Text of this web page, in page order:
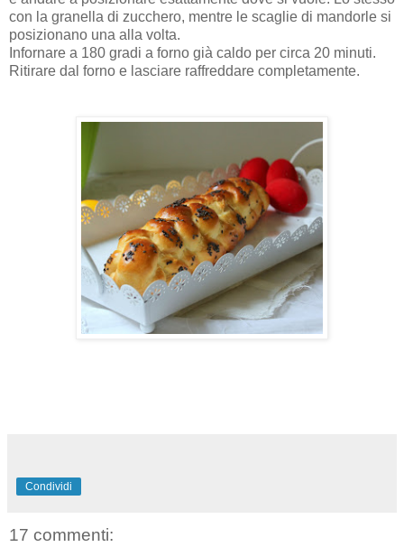
con la granella di zucchero, mentre le scaglie di mandorle si
posizionano una alla volta.
Infornare a 180 gradi a forno già caldo per circa 20 minuti.
Ritirare dal forno e lasciare raffreddare completamente.
Condividi
17 commenti: